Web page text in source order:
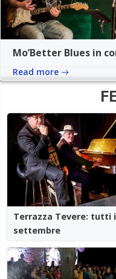
Mo’Better Blues in
Read more
Terrazza Tevere: tutti
settembre